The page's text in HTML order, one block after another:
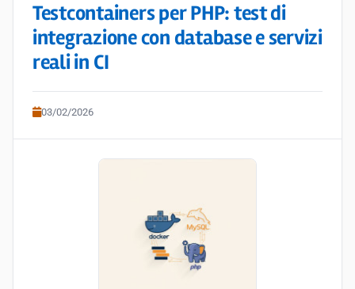
Testcontainers per PHP: test di
integrazione con database e servizi
reali in CI
03/02/2026